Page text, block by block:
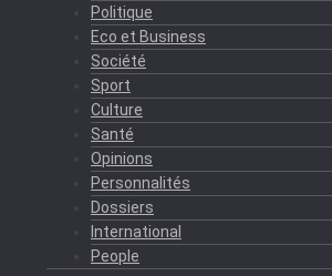
Politique
Eco et Business
Société
Sport
Culture
Santé
Opinions
Personnalités
Dossiers
International
People